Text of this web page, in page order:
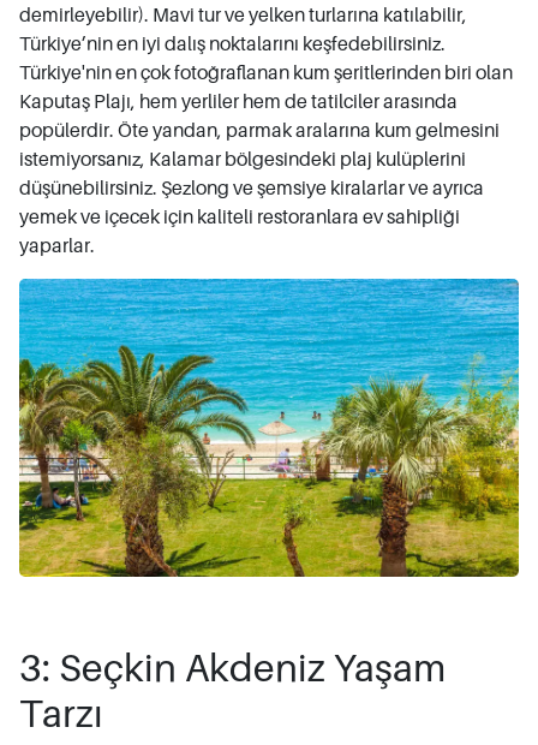
demirleyebilir). Mavi tur ve yelken turlarına katılabilir,
Türkiye’nin en iyi dalış noktalarını keşfedebilirsiniz.
Türkiye'nin en çok fotoğraflanan kum şeritlerinden biri olan
Kaputaş Plajı, hem yerliler hem de tatilciler arasında
popülerdir. Öte yandan, parmak aralarına kum gelmesini
istemiyorsanız, Kalamar bölgesindeki plaj kulüplerini
düşünebilirsiniz. Şezlong ve şemsiye kiralarlar ve ayrıca
yemek ve içecek için kaliteli restoranlara ev sahipliği
yaparlar.
3: Seçkin Akdeniz Yaşam
Tarzı